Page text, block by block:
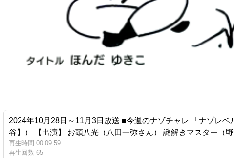
2024年10月28日～11月3日放送 ■今週のナゾチャレ 「ナゾレ
谷】） 【出演】 お頭八光（八田一弥さん） 謎解きマスター（
再生時間 00:09:59
再生回数 65